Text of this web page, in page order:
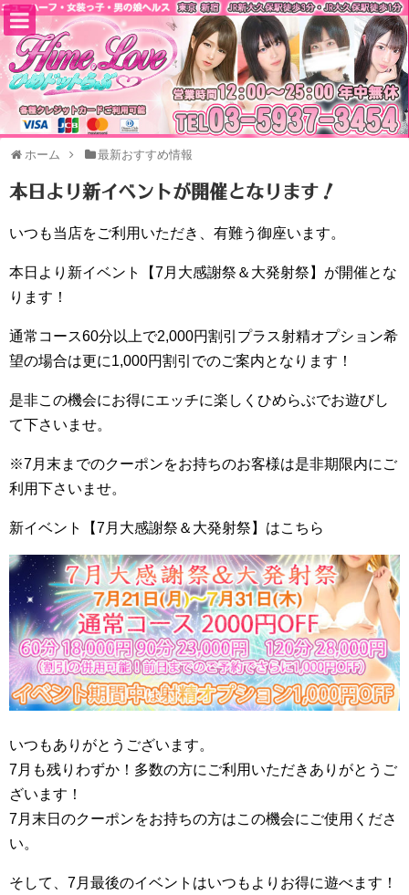
ホーム 最新おすすめ情報
本日より新イベントが開催となります！
いつも当店をご利用いただき、有難う御座います。
本日より新イベント【7月大感謝祭＆大発射祭】が開催とな
ります！
通常コース60分以上で2,000円割引プラス射精オプション希
望の場合は更に1,000円割引でのご案内となります！
是非この機会にお得にエッチに楽しくひめらぶでお遊びし
て下さいませ。
※7月末までのクーポンをお持ちのお客様は是非期限内にご
利用下さいませ。
新イベント【7月大感謝祭＆大発射祭】はこちら
いつもありがとうございます。
7月も残りわずか！多数の方にご利用いただきありがとうご
ざいます！
7月末日のクーポンをお持ちの方はこの機会にご使用くださ
い。
そして、7月最後のイベントはいつもよりお得に遊べます！